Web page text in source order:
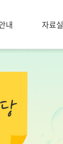
내 자료실